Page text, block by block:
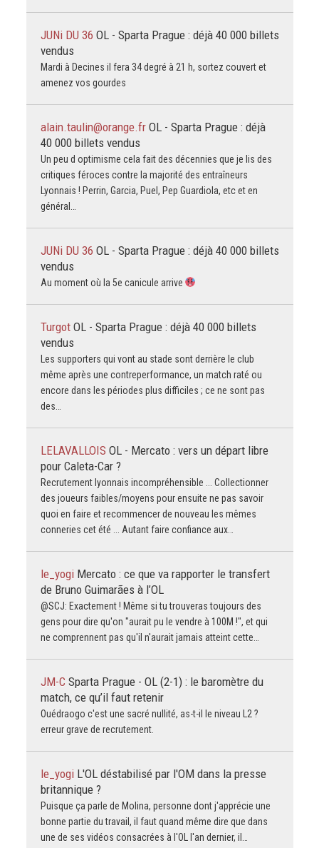
JUNi DU 36 OL - Sparta Prague : déjà 40 000 billets
vendus
Mardi à Decines il fera 34 degré à 21 h, sortez couvert et
amenez vos gourdes
alain.taulin@orange.fr OL - Sparta Prague : déjà
40 000 billets vendus
Un peu d optimisme cela fait des décennies que je lis des
critiques féroces contre la majorité des entraîneurs
Lyonnais ! Perrin, Garcia, Puel, Pep Guardiola, etc et en
général…
JUNi DU 36 OL - Sparta Prague : déjà 40 000 billets
vendus
Au moment où la 5e canicule arrive
Turgot OL - Sparta Prague : déjà 40 000 billets
vendus
Les supporters qui vont au stade sont derrière le club
même après une contreperformance, un match raté ou
encore dans les périodes plus difficiles ; ce ne sont pas
des…
LELAVALLOIS OL - Mercato : vers un départ libre
pour Caleta-Car ?
Recrutement lyonnais incompréhensible ... Collectionner
des joueurs faibles/moyens pour ensuite ne pas savoir
quoi en faire et recommencer de nouveau les mêmes
conneries cet été ... Autant faire confiance aux…
le_yogi Mercato : ce que va rapporter le transfert
de Bruno Guimarães à l’OL
@SCJ: Exactement ! Même si tu trouveras toujours des
gens pour dire qu'on "aurait pu le vendre à 100M !", et qui
ne comprennent pas qu'il n'aurait jamais atteint cette…
JM-C Sparta Prague - OL (2-1) : le baromètre du
match, ce qu’il faut retenir
Ouédraogo c'est une sacré nullité, as-t-il le niveau L2 ?
erreur grave de recrutement.
le_yogi L'OL déstabilisé par l'OM dans la presse
britannique ?
Puisque ça parle de Molina, personne dont j'apprécie une
bonne partie du travail, il faut quand même dire que dans
une de ses vidéos consacrées à l'OL l'an dernier, il…